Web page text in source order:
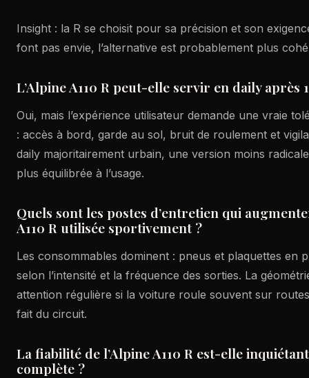
Insight : la R se choisit pour sa précision et son
font pas envie, l’alternative est probablement plus
L’Alpine A110 R peut-elle servir en daily après
Oui, mais l’expérience utilisateur demande une vraie
: accès à bord, garde au sol, bruit de roulement et
daily majoritairement urbain, une version moins
plus équilibrée à l’usage.
Quels sont les postes d’entretien qui
A110 R utilisée sportivement ?
Les consommables dominent : pneus et plaquettes en
selon l’intensité et la fréquence des sorties. La
attention régulière si la voiture roule souvent sur
fait du circuit.
La fiabilité de l’Alpine A110 R est-elle
complète ?